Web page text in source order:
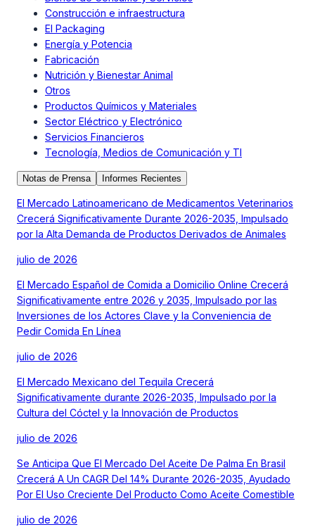
Construcción e infraestructura
El Packaging
Energía y Potencia
Fabricación
Nutrición y Bienestar Animal
Otros
Productos Químicos y Materiales
Sector Eléctrico y Electrónico
Servicios Financieros
Tecnología, Medios de Comunicación y TI
Notas de Prensa Informes Recientes
El Mercado Latinoamericano de Medicamentos Veterinarios
Crecerá Significativamente Durante 2026-2035, Impulsado
por la Alta Demanda de Productos Derivados de Animales
julio de 2026
El Mercado Español de Comida a Domicilio Online Crecerá
Significativamente entre 2026 y 2035, Impulsado por las
Inversiones de los Actores Clave y la Conveniencia de
Pedir Comida En Línea
julio de 2026
El Mercado Mexicano del Tequila Crecerá
Significativamente durante 2026-2035, Impulsado por la
Cultura del Cóctel y la Innovación de Productos
julio de 2026
Se Anticipa Que El Mercado Del Aceite De Palma En Brasil
Crecerá A Un CAGR Del 14% Durante 2026-2035, Ayudado
Por El Uso Creciente Del Producto Como Aceite Comestible
julio de 2026